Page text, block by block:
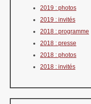
2019 : photos
2019 : invités
2018 : programme
2018 : presse
2018 : photos
2018 : invités